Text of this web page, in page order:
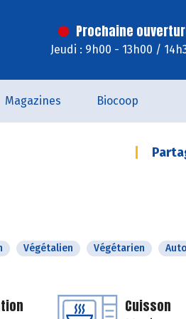
Prochaine
Jeudi : 9h00 - 13h00 /
Magazines Biocoop
Végétalien Végétarien
Cuisson